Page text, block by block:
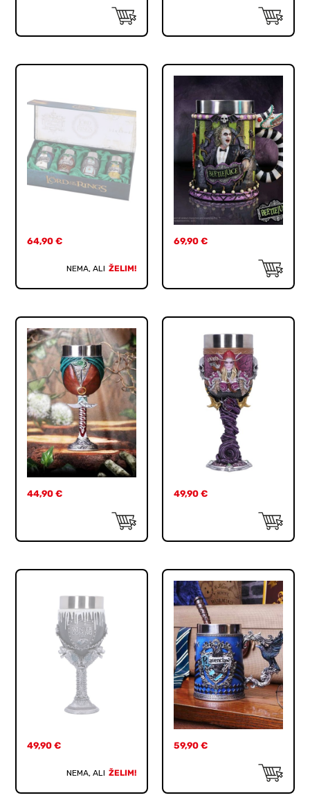
64,90€
NEMA, ALI ŽELIM!
69,90 €
44,90€ 49,90 €
49,90€
NEMA, ALI ŽELIM!
59,90 €